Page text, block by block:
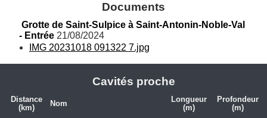
Documents
Grotte de Saint-Sulpice à Saint-Antonin-Noble-Val
- Entrée 21/08/2024
IMG 20231018 091322 7.jpg
Cavités proche
Distance
(km)
Nom
Longueur
(m)
Profondeur
(m)